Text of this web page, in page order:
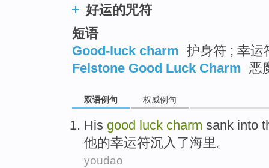
好运的咒符
短语
Good-luck charm 护身符 ; 幸运
Felstone Good Luck Charm 恶
双语例句 权威例句
His good luck charm sank into
他的幸运符沉入 了海里 。
youdao